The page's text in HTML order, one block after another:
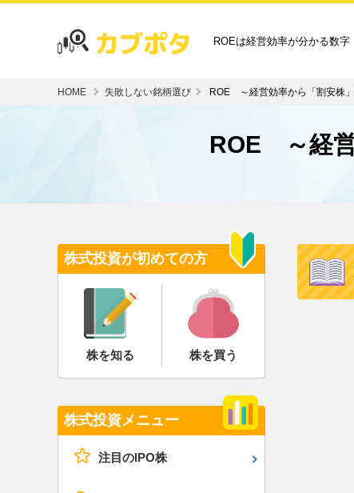
ROEは経営効率が分かる数字
HOME 失敗しない銘柄選び ROE ～経営効率から「割安株
ROE ～経営
株式投資が初めての方
株を知る 株を買う
株式投資メニュー
注目のIPO株